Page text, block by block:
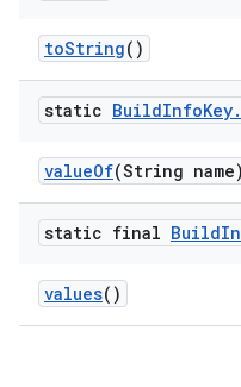
toString()
static BuildInfoKey.
valueOf(String name)
static final Build
values()